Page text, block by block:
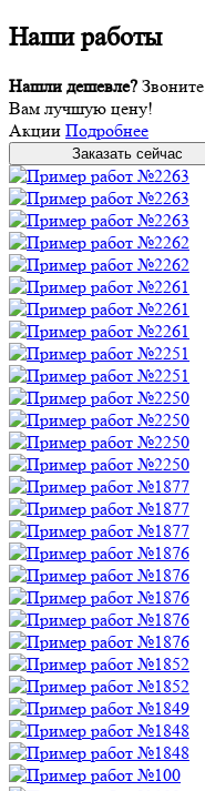
Наши работы
Нашли дешевле? Звоните
Вам лучшую цену!
Акции Подробнее
Заказать сейчас